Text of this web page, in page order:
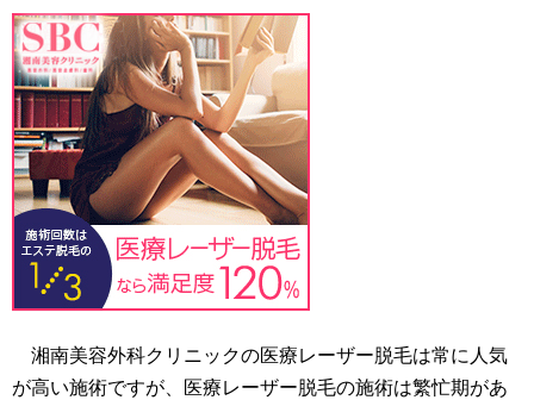
湘南美容外科クリニックの医療レーザー脱毛は常に人気
が高い施術ですが、医療レーザー脱毛の施術は繁忙期があ